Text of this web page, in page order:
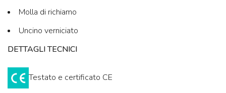
Molla di richiamo
Uncino verniciato
DETTAGLI TECNICI
Testato e certificato CE